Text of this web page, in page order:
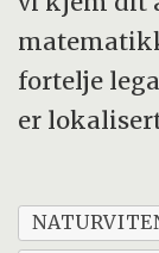
fortelje
er